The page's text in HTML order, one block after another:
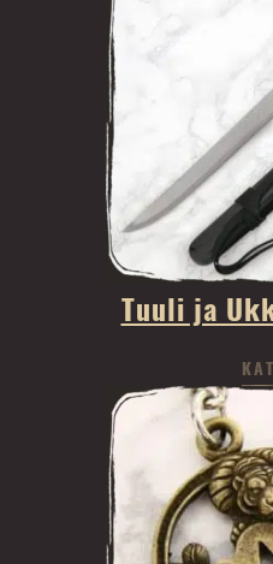
Tuuli ja